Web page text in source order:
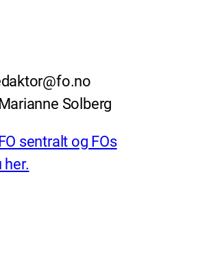
Solberg
sentralt og FOs
her.